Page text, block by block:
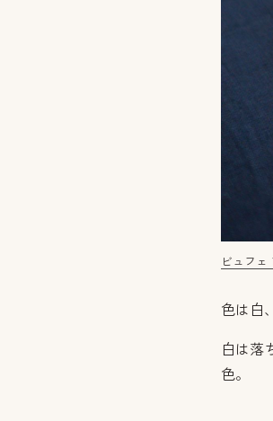
ビュフェ
色は白
白は落
色。